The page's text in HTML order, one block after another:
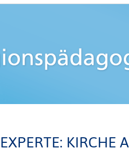
EXPERTE: KIRCHE